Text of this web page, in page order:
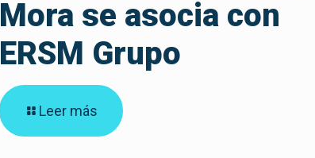
Mora se asocia con
ERSM Grupo
Leer más